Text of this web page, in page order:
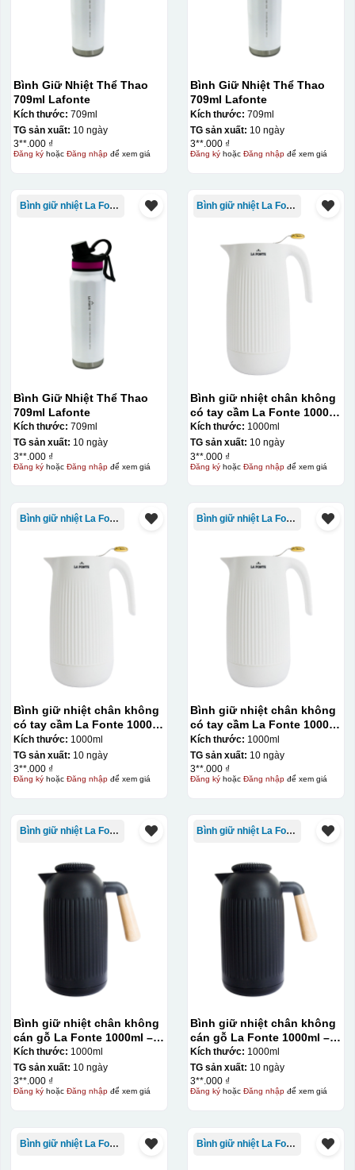
Bình Giữ Nhiệt Thể Thao
709ml Lafonte
Kích thước: 709ml
TG sản xuất: 10 ngày
3**.000 ₫
Đăng kýhoặc Đăng nhậpđể xem giá
Bình Giữ Nhiệt Thể Thao
709ml Lafonte
Kích thước: 709ml
TG sản xuất: 10 ngày
3**.000 ₫
Đăng kýhoặc Đăng nhậpđể xem giá
Bình giữ nhiệt La Fonte
Bình Giữ Nhiệt Thể Thao
709ml Lafonte
Kích thước: 709ml
TG sản xuất: 10 ngày
3**.000 ₫
Đăng kýhoặc Đăng nhậpđể xem giá
Bình giữ nhiệt La Fonte
Bình giữ nhiệt chân không
có tay cầm La Fonte 1000ml
– 011655
Kích thước: 1000ml
TG sản xuất: 10 ngày
3**.000 ₫
Đăng kýhoặc Đăng nhậpđể xem giá
Bình giữ nhiệt La Fonte
Bình giữ nhiệt chân không
có tay cầm La Fonte 1000ml
– 011655
Kích thước: 1000ml
TG sản xuất: 10 ngày
3**.000 ₫
Đăng kýhoặc Đăng nhậpđể xem giá
Bình giữ nhiệt La Fonte
Bình giữ nhiệt chân không
có tay cầm La Fonte 1000ml
– 011655
Kích thước: 1000ml
TG sản xuất: 10 ngày
3**.000 ₫
Đăng kýhoặc Đăng nhậpđể xem giá
Bình giữ nhiệt La Fonte
Bình giữ nhiệt chân không
cán gỗ La Fonte 1000ml –
011679
Kích thước: 1000ml
TG sản xuất: 10 ngày
3**.000 ₫
Đăng kýhoặc Đăng nhậpđể xem giá
Bình giữ nhiệt La Fonte
Bình giữ nhiệt chân không
cán gỗ La Fonte 1000ml –
011679
Kích thước: 1000ml
TG sản xuất: 10 ngày
3**.000 ₫
Đăng kýhoặc Đăng nhậpđể xem giá
Bình giữ nhiệt La Fonte Bình giữ nhiệt La Fonte